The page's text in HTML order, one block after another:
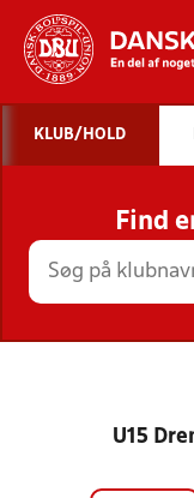
KLUB/HOLD
Find
U15